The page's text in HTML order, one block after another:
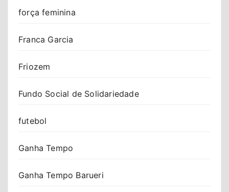
força feminina
Franca Garcia
Friozem
Fundo Social de Solidariedade
futebol
Ganha Tempo
Ganha Tempo Barueri